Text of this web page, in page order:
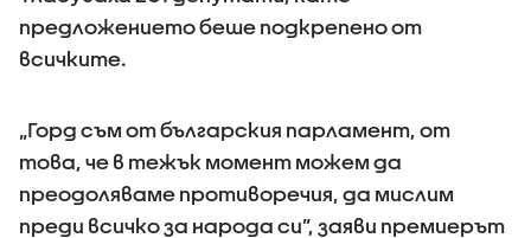
предложението беше подкрепено от
всичките.
„Горд съм от българския парламент, от
това, че в тежък момент можем да
преодоляваме противоречия, да мислим
преди всичко за народа си”, заяви премиерът